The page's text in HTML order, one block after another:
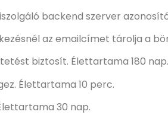
backend szerver
az emailcímet tárolja a
biztosít. Élettartama 180 nap.
Élettartama 10 perc.
30 nap.